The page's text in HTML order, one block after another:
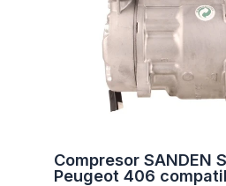
Compresor SANDEN
Peugeot 406